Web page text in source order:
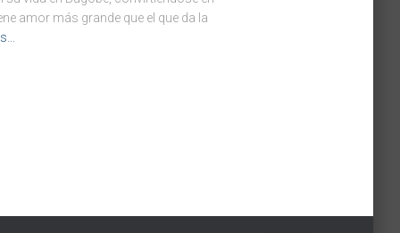
amor más grande que el que da la